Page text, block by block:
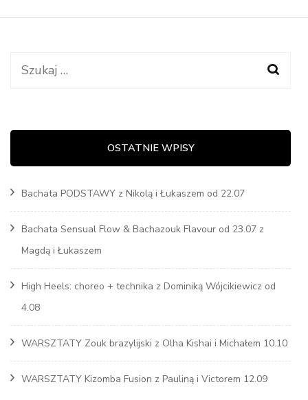
Szukaj:
OSTATNIE WPISY
Bachata PODSTAWY z Nikolą i Łukaszem od 22.07
Bachata Sensual Flow & Bachazouk Flavour od 23.07 z
Magdą i Łukaszem
High Heels: choreo + technika z Dominiką Wójcikiewicz od
4.08
WARSZTATY Zouk brazylijski z Olha Kishai i Michałem 10.10
WARSZTATY Kizomba Fusion z Pauliną i Victorem 12.09